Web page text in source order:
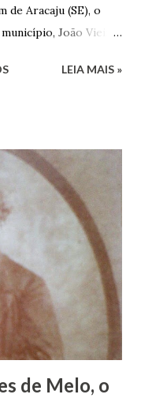
de Aracaju (SE), o
João Vieira
Santos, nasceu em
dedicar aos
em primeiro
No comércio foi
de uma
renegam suas
orgulhava-se
incontáveis vezes
horário normal em
LEIA MAIS »
de Melo, o